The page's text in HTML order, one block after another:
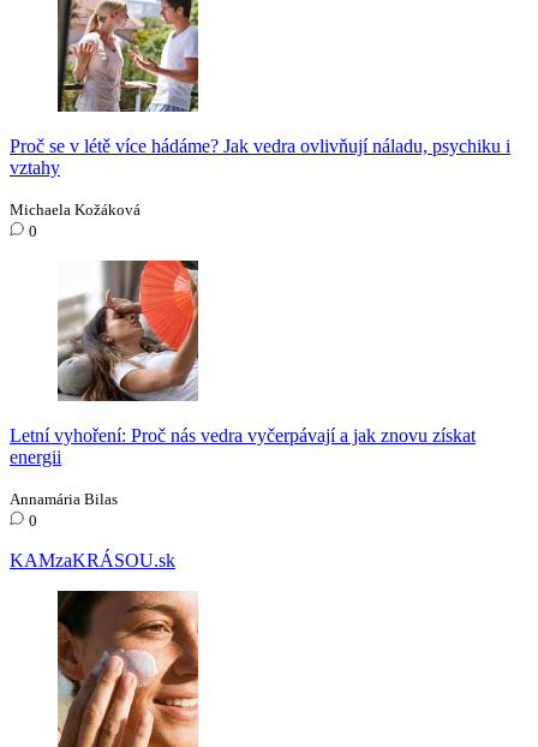
Proč se v létě více hádáme? Jak vedra ovlivňují náladu, psychiku i
vztahy
Michaela Kožáková
0
Letní vyhoření: Proč nás vedra vyčerpávají a jak znovu získat
energii
Annamária Bilas
0
KAMzaKRÁSOU.sk